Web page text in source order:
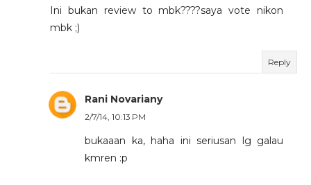
Ini bukan review to mbk????saya vote nikon
mbk ;)
Reply
Rani Novariany
2/7/14, 10:13 PM
bukaaan ka, haha ini seriusan lg galau
kmren :p